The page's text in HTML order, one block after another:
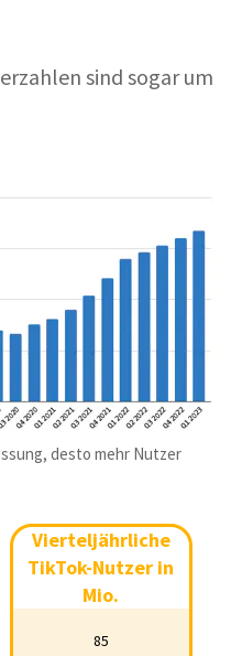
sind sogar um
desto mehr Nutzer
Vierteljährliche
TikTok-Nutzer in
Mio.
Vierteljährliche
TikTok-Nutzer in
Mio.
85